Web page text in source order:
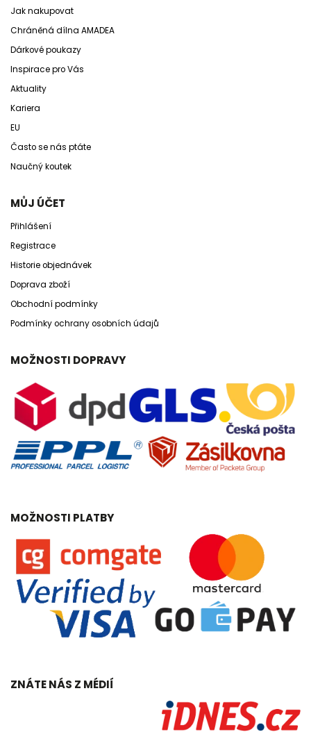
Jak nakupovat
Chráněná dílna AMADEA
Dárkové poukazy
Inspirace pro Vás
Aktuality
Kariera
EU
Často se nás ptáte
Naučný koutek
MŮJ ÚČET
Přihlášení
Registrace
Historie objednávek
Doprava zboží
Obchodní podmínky
Podmínky ochrany osobních údajů
MOŽNOSTI DOPRAVY
MOŽNOSTI PLATBY
ZNÁTE NÁS Z MÉDIÍ